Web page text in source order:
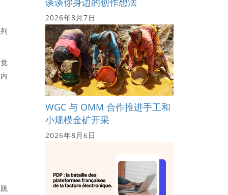
2026年8月7日
WGC 与 OMM 合作推进手工和
小规模金矿开采
2026年8月6日